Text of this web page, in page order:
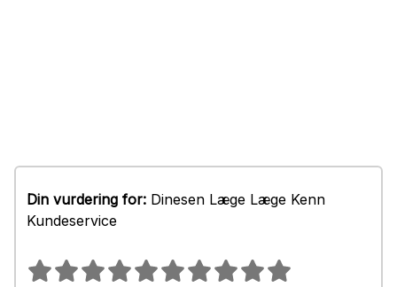
Din vurdering for: Dinesen Læge Læge Kenn
Kundeservice